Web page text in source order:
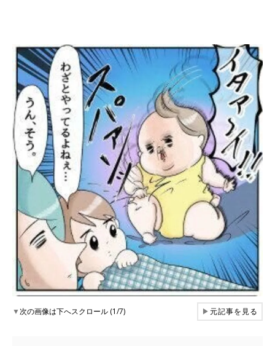
▼次の画像は下へスクロール (1/7) ▶元記事を見る